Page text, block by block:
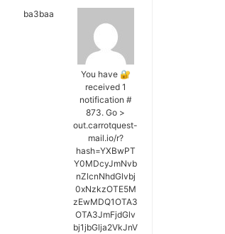
🔐 You have
received 1
notification #
873. Go >
out.carrotquest-
mail.io/r?
hash=YXBwPT
Y0MDcyJmNvb
nZlcnNhdGlvbj
0xNzkzOTE5M
zEwMDQ1OTA3
OTA3JmFjdGlv
bj1jbGlja2VkJnV
ba3baa